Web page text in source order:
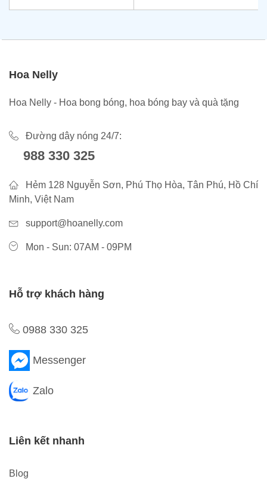
Hoa Nelly
Hoa Nelly - Hoa bong bóng, hoa bóng bay và quà tặng
Đường dây nóng 24/7:
988 330 325
Hẻm 128 Nguyễn Sơn, Phú Thọ Hòa, Tân Phú, Hồ Chí
Minh, Việt Nam
support@hoanelly.com
Mon - Sun: 07AM - 09PM
Hỗ trợ khách hàng
0988 330 325
Messenger
Zalo
Liên kết nhanh
Blog